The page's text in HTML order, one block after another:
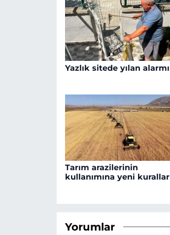
Yazlık sitede yılan alarmı
Tarım arazilerinin
kullanımına yeni kurallar
Yorumlar